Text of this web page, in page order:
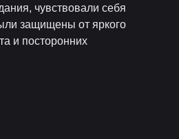
чувствовали себя
защищены от яркого
и посторонних